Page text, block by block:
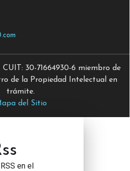
30-71664930-6 miembro de
de la Propiedad Intelectual en
trámite.
del Sitio
en el